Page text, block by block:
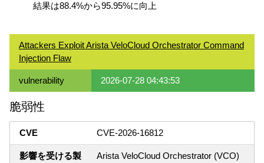
結果は88.4%から95.95%に向上
Attackers Exploit Arista VeloCloud Orchestrator Command
Injection Flaw
vulnerability 2026-07-28 04:43:53
脆弱性
CVE CVE-2026-16812
影響を受ける製
Arista VeloCloud Orchestrator (VCO)